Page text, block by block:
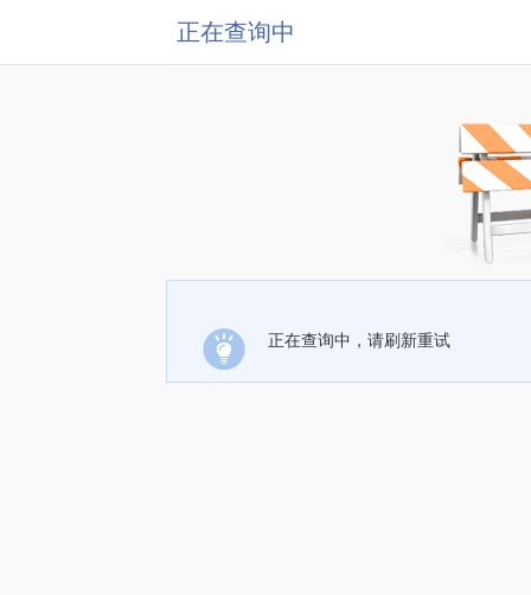
正在查询中
正在查询中，请刷新重试